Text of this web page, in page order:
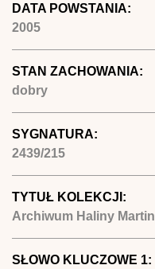
DATA POWSTANIA:
2005
STAN ZACHOWANIA:
dobry
SYGNATURA:
2439/215
TYTUŁ KOLEKCJI:
Archiwum Haliny Martin
SŁOWO KLUCZOWE 1: